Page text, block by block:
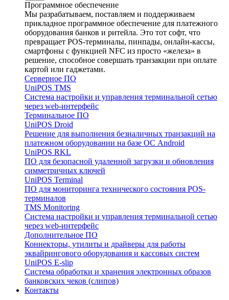
Программное обеспечение
Мы разрабатываем, поставляем и поддерживаем
прикладное программное обеспечение для платежного
оборудования банков и ритейла. Это тот софт, что
превращает POS-терминалы, пинпады, онлайн-кассы,
смартфоны с функцией NFC из просто «железа» в
решение, способное совершать транзакции при оплате
картой или гаджетами.
Серверное ПО
UniPOS TMS
Система настройки и управления терминальной сетью
через web-интерфейс
Терминальное ПО
UniPOS Droid
Решение для выполнения безналичных транзакций на
платежном оборудовании на базе ОС Android
UniPOS RKL
ПО для безопасной удаленной загрузки и обновления
симметричных ключей
UniPOS Terminal
ПО для мониторинга технического состояния POS-
терминалов
TMS Monitoring
Система настройки и управления терминальной сетью
через web-интерфейс
Дополнительное ПО
Коннекторы, утилиты и драйверы для работы
эквайрингового оборудования и кассовых систем
UniPOS E-slip
Система обработки и хранения электронных образов
банковских чеков (слипов)
Контакты